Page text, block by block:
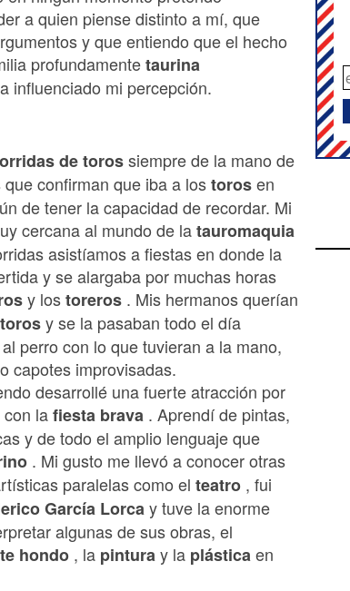
a quien piense distinto a mí, que
y que entiendo que el hecho
profundamentetaurina
influenciado mi percepción.
de torossiempre de la mano de
confirman que iba a lostorosen
de tener la capacidad de recordar. Mi
cercana al mundo de latauromaquia
asistíamos a fiestas en donde la
y se alargaba por muchas horas
y lostoreros . Mis hermanos querían
y se la pasaban todo el día
perro con lo que tuvieran a la mano,
capotes improvisadas.
desarrollé una fuerte atracción por
lafiesta brava . Aprendí de pintas,
y de todo el amplio lenguaje que
. Mi gusto me llevó a conocer otras
paralelas como el teatro , fui
García Lorcay tuve la enorme
algunas de sus obras, el
hondo , la pinturay la plásticaen